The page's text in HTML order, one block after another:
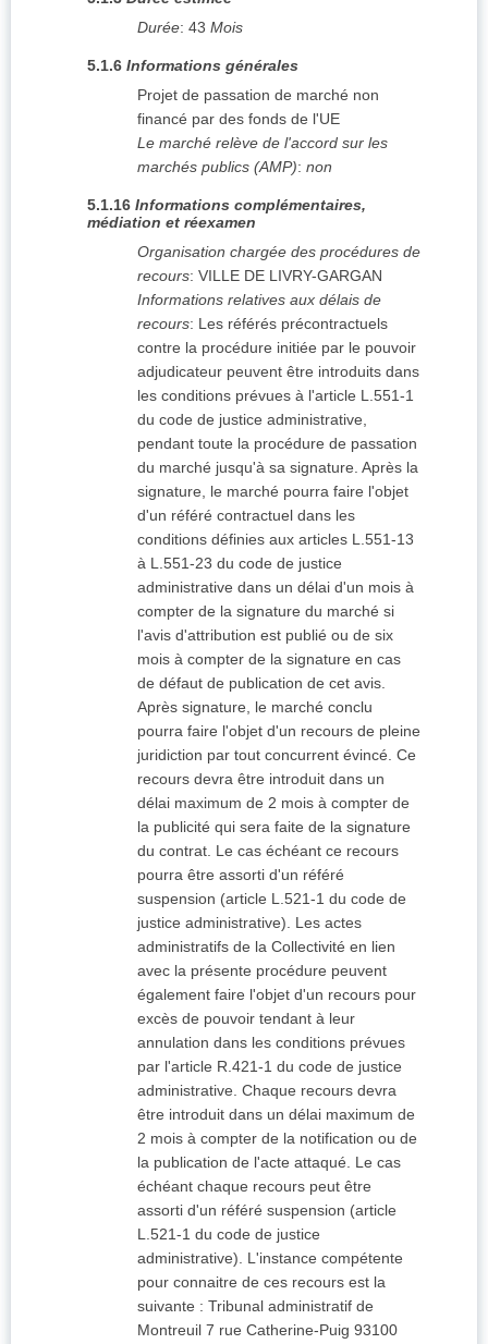
Durée: 43 Mois
5.1.6 Informations générales
Projet de passation de marché non
financé par des fonds de l'UE
Le marché relève de l'accord sur les
marchés publics (AMP): non
5.1.16 Informations complémentaires,
médiation et réexamen
Organisation chargée des procédures de
recours: VILLE DE LIVRY-GARGAN
Informations relatives aux délais de
recours: Les référés précontractuels
contre la procédure initiée par le pouvoir
adjudicateur peuvent être introduits dans
les conditions prévues à l'article L.551-1
du code de justice administrative,
pendant toute la procédure de passation
du marché jusqu'à sa signature. Après la
signature, le marché pourra faire l'objet
d'un référé contractuel dans les
conditions définies aux articles L.551-13
à L.551-23 du code de justice
administrative dans un délai d'un mois à
compter de la signature du marché si
l'avis d'attribution est publié ou de six
mois à compter de la signature en cas
de défaut de publication de cet avis.
Après signature, le marché conclu
pourra faire l'objet d'un recours de pleine
juridiction par tout concurrent évincé. Ce
recours devra être introduit dans un
délai maximum de 2 mois à compter de
la publicité qui sera faite de la signature
du contrat. Le cas échéant ce recours
pourra être assorti d'un référé
suspension (article L.521-1 du code de
justice administrative). Les actes
administratifs de la Collectivité en lien
avec la présente procédure peuvent
également faire l'objet d'un recours pour
excès de pouvoir tendant à leur
annulation dans les conditions prévues
par l'article R.421-1 du code de justice
administrative. Chaque recours devra
être introduit dans un délai maximum de
2 mois à compter de la notification ou de
la publication de l'acte attaqué. Le cas
échéant chaque recours peut être
assorti d'un référé suspension (article
L.521-1 du code de justice
administrative). L'instance compétente
pour connaitre de ces recours est la
suivante : Tribunal administratif de
Montreuil 7 rue Catherine-Puig 93100